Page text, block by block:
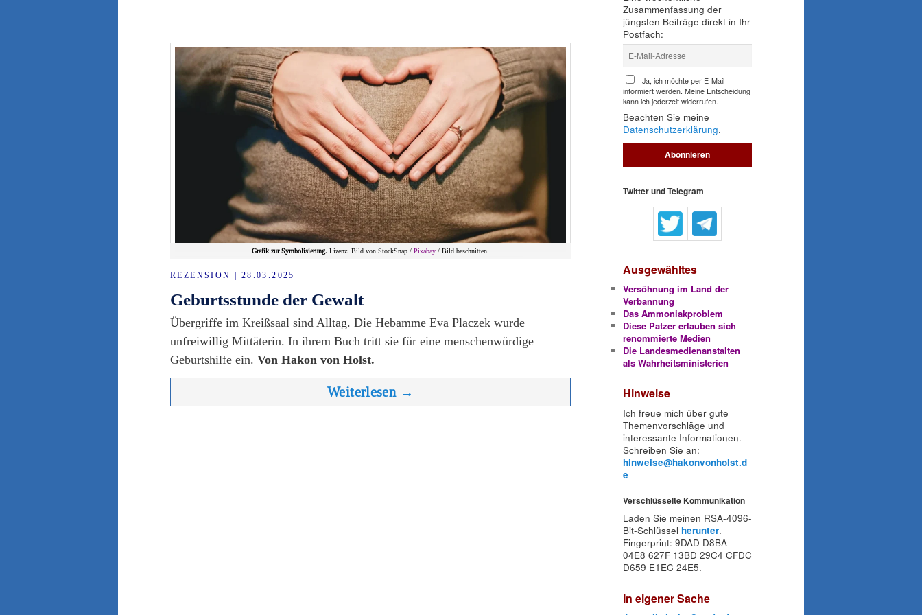
Grafik zur Symbolisierung. Lizenz: Bild von StockSnap / Pixabay / Bild beschnitten.
REZENSION | 28.03.2025
Geburtsstunde der Gewalt
Übergriffe im Kreißsaal sind Alltag. Die Hebamme Eva Placzek wurde
unfreiwillig Mittäterin. In ihrem Buch tritt sie für eine menschenwürdige
Geburtshilfe ein. Von Hakon von Holst.
Weiterlesen →
Zusammenfassung der
jüngsten Beiträge direkt in Ihr
Postfach:
Ja, ich möchte per E-Mail
informiert werden. Meine Entscheidung
kann ich jederzeit widerrufen.
Beachten Sie meine
Datenschutzerklärung.
Twitter und Telegram
Ausgewähltes
Versöhnung im Land der
Verbannung
Das Ammoniakproblem
Diese Patzer erlauben sich
renommierte Medien
Die Landesmedienanstalten
als Wahrheitsministerien
Hinweise
Ich freue mich über gute
Themenvorschläge und
interessante Informationen.
Schreiben Sie an:
hinweise@hakonvonholst.d
e
Verschlüsselte Kommunikation
Laden Sie meinen RSA-4096-
Bit-Schlüssel herunter.
Fingerprint: 9DAD D8BA
04E8 627F 13BD 29C4 CFDC
D659 E1EC 24E5.
In eigener Sache